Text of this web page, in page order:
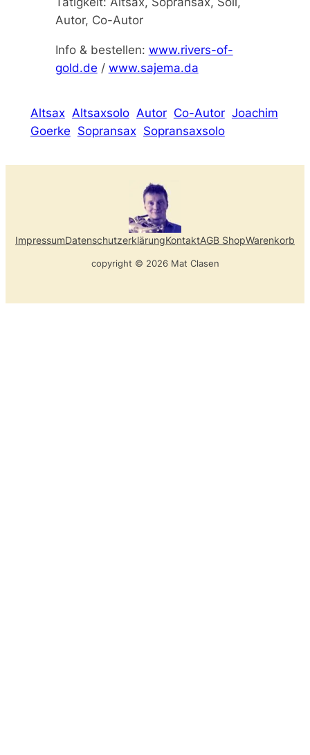
Autor, Co-Autor
Info & bestellen: www.rivers-of-
gold.de / www.sajema.da
Altsax Altsaxsolo Autor Co-Autor Joachim
Goerke Sopransax Sopransaxsolo
ImpressumDatenschutzerklärungKontaktAGB ShopWarenkorb
copyright © 2026 Mat Clasen